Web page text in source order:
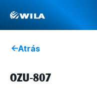
Atrás
OZU-807